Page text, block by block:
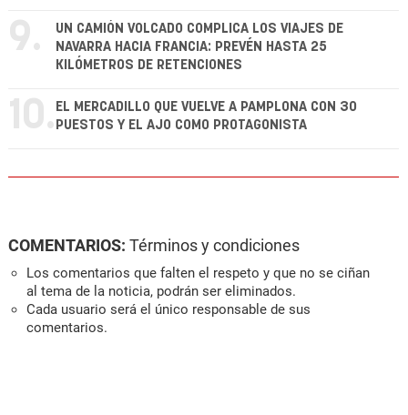
9.
UN CAMIÓN VOLCADO COMPLICA LOS VIAJES DE
NAVARRA HACIA FRANCIA: PREVÉN HASTA 25
KILÓMETROS DE RETENCIONES
10. EL MERCADILLO QUE VUELVE A PAMPLONA CON 30
PUESTOS Y EL AJO COMO PROTAGONISTA
COMENTARIOS: Términos y condiciones
Los comentarios que falten el respeto y que no se ciñan
al tema de la noticia, podrán ser eliminados.
Cada usuario será el único responsable de sus
comentarios.